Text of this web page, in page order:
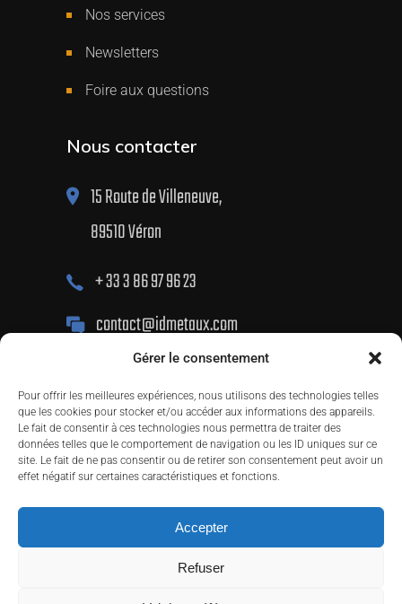
Gérer le consentement
Pour offrir les meilleures expériences, nous utilisons des technologies telles
que les cookies pour stocker et/ou accéder aux informations des appareils.
Le fait de consentir à ces technologies nous permettra de traiter des
données telles que le comportement de navigation ou les ID uniques sur ce
site. Le fait de ne pas consentir ou de retirer son consentement peut avoir un
effet négatif sur certaines caractéristiques et fonctions.
Accepter
Refuser
Nos services
Newsletters
Foire aux questions
Nous contacter
15 Route de Villeneuve,
89510 Véron
+ 33 3 86 97 96 23
contact@idmetaux.com
Copyright 2025 ©GRAPHICOMM. Tous droits
réservés ID Métaux |RGPD
LÉGALES|PLAN DU SITE